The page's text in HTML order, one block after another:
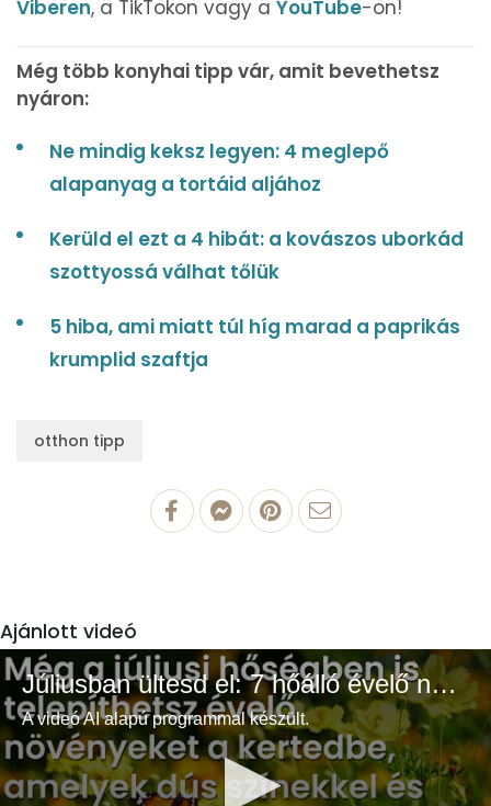
Viberen, a TikTokon vagy a YouTube-on!
Még több konyhai tipp vár, amit bevethetsz
nyáron:
Ne mindig keksz legyen: 4 meglepő
alapanyag a tortáid aljához
Kerüld el ezt a 4 hibát: a kovászos uborkád
szottyossá válhat tőlük
5 hiba, ami miatt túl híg marad a paprikás
krumplid szaftja
otthon tipp
Ajánlott videó
Júliusban ültesd el: 7 hőálló évelő növény a színes és buja kertért
A videó AI alapú programmal készült.